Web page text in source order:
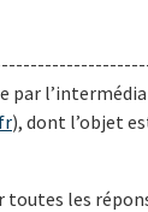
par
), dont l’objet
les